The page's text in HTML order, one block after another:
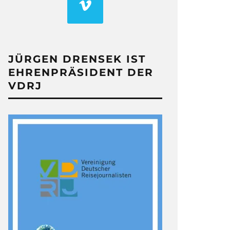
JÜRGEN DRENSEK IST
EHRENPRÄSIDENT DER
VDRJ